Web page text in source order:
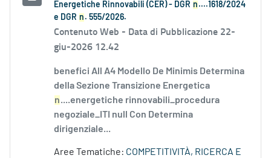
Energetiche Rinnovabili (CER) - DGR n ....1618/2024
e DGR n . 555/2026.
Contenuto Web - Data di Pubblicazione 22-
giu-2026 12.42
benefici All A4 Modello De Minimis Determina
della Sezione Transizione Energetica
n....energetiche rinnovabili_procedura
negoziale_ITI null Con Determina
dirigenziale...
Aree Tematiche: COMPETITIVITÀ, RICERCA E